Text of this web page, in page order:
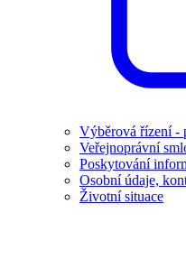
Výběrová řízení -
Veřejnoprávní
Poskytování
Osobní údaje,
Životní situace